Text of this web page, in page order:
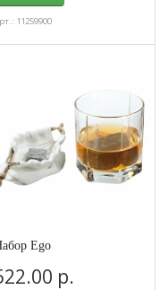
11259900
Ego
р.